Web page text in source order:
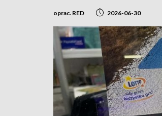
oprac. RED 2026-06-30